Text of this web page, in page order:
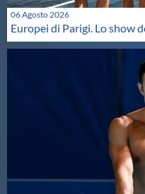
06 Agosto 2026
Europei di Parigi. Lo show